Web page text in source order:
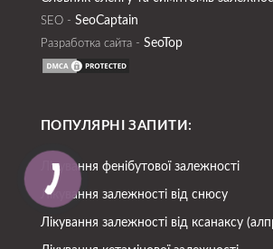
SEO - SeoСaptain
Разработка сайта - SeoTop
ПОПУЛЯРНІ ЗАПИТИ:
Лікування фенібутової залежності
Лікування залежності від снюсу
Лікування залежності від ксанаксу